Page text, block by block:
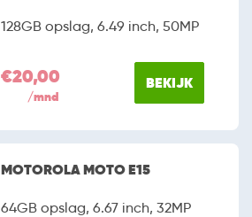
128GB opslag, 6.49 inch, 50MP
€20,00
/mnd
BEKIJK
MOTOROLA MOTO E15
64GB opslag, 6.67 inch, 32MP